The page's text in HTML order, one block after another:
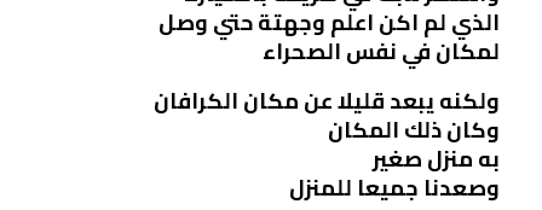
الذي لم اكن اعلم وجهتة حتي وصل
لمكان في نفس الصحراء
ولكنه يبعد قليلا عن مكان الكرافان
وكان ذلك المكان
به منزل صغير
وصعدنا جميعا للمنزل